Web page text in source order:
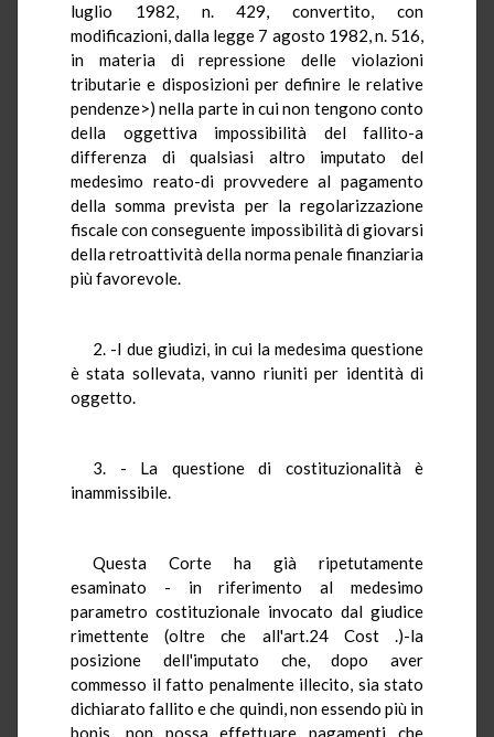
luglio 1982, n. 429, convertito, con
modificazioni, dalla legge 7 agosto 1982, n. 516,
in materia di repressione delle violazioni
tributarie e disposizioni per definire le relative
pendenze>) nella parte in cui non tengono conto
della oggettiva impossibilità del fallito-a
differenza di qualsiasi altro imputato del
medesimo reato-di provvedere al pagamento
della somma prevista per la regolarizzazione
fiscale con conseguente impossibilità di giovarsi
della retroattività della norma penale finanziaria
più favorevole.
2. -I due giudizi, in cui la medesima questione
è stata sollevata, vanno riuniti per identità di
oggetto.
3. - La questione di costituzionalità è
inammissibile.
Questa Corte ha già ripetutamente
esaminato - in riferimento al medesimo
parametro costituzionale invocato dal giudice
rimettente (oltre che all'art.24 Cost .)-la
posizione dell'imputato che, dopo aver
commesso il fatto penalmente illecito, sia stato
dichiarato fallito e che quindi, non essendo più in
bonis, non possa effettuare pagamenti che